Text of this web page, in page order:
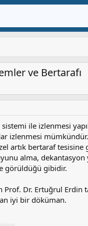
ve Bertarafı
sistemi ile izlenmesi
izlenmesi
artık bertaraf
alma,
görüldüğü gibidir.
Dr. Ertuğrul Erdin
iyi bir döküman.